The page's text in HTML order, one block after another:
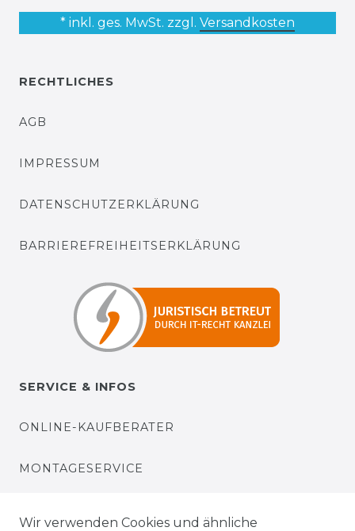
* inkl. ges. MwSt. zzgl. Versandkosten
RECHTLICHES
AGB
IMPRESSUM
DATENSCHUTZERKLÄRUNG
BARRIEREFREIHEITSERKLÄRUNG
SERVICE & INFOS
ONLINE-KAUFBERATER
MONTAGESERVICE
Wir verwenden Cookies und ähnliche